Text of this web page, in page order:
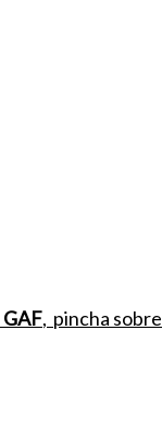
GAF, pincha